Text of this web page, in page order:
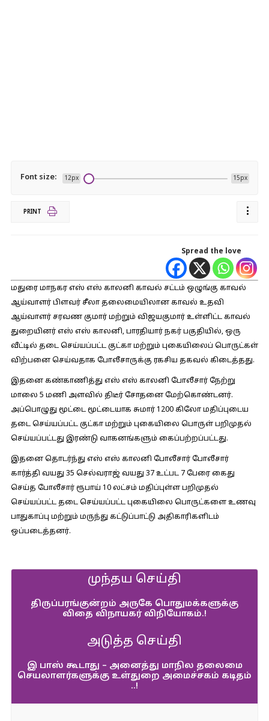
Font size: 12px 15px
PRINT
Spread the love
மதுரை மாநகர எஸ் எஸ் காலனி காவல் சட்டம் ஒழுங்கு காவல்
ஆய்வாளர் பிளவர் சீலா தலைமையிலான காவல் உதவி
ஆய்வாளர் சரவண குமார் மற்றும் விஜயகுமார் உள்ளிட்ட காவல்
துறையினர் எஸ் எஸ் காலனி, பாரதியார் நகர் பகுதியில், ஒரு
வீட்டில் தடை செய்யப்பட்ட குட்கா மற்றும் புகையிலைப் பொருட்கள்
விற்பனை செய்வதாக போலீசாருக்கு ரகசிய தகவல் கிடைத்தது.
இதனை கண்காணித்து எஸ் எஸ் காலனி போலீசார் நேற்று
மாலை 5 மணி அளவில் திடீர் சோதனை மேற்கொண்டனர்.
அப்பொழுது மூட்டை மூட்டையாக சுமார் 1200 கிலோ மதிப்புடைய
தடை செய்யப்பட்ட குட்கா மற்றும் புகையிலை பொருள் பறிமுதல்
செய்யப்பட்டது இரண்டு வாகனங்களும் கைப்பற்றப்பட்டது.
இதனை தொடர்ந்து எஸ் எஸ் காலனி போலீசார் போலீசார்
கார்த்தி வயது 35 செல்வராஜ் வயது 37 உட்பட 7 பேரை கைது
செய்த போலீசார் ரூபாய் 10 லட்சம் மதிப்புள்ள பறிமுதல்
செய்யப்பட்ட தடை செய்யப்பட்ட புகையிலை பொருட்களை உணவு
பாதுகாப்பு மற்றும் மருந்து கட்டுப்பாட்டு அதிகாரிகளிடம்
ஒப்படைத்தனர்.
முந்தய செய்தி
திருப்பரங்குன்றம் அருகே பொதுமக்களுக்கு
விதை விநாயகர் விநியோகம்.!
அடுத்த செய்தி
இ பாஸ் கூடாது – அனைத்து மாநில தலைமை
செயலாளர்களுக்கு உள்துறை அமைச்சகம் கடிதம்
..!